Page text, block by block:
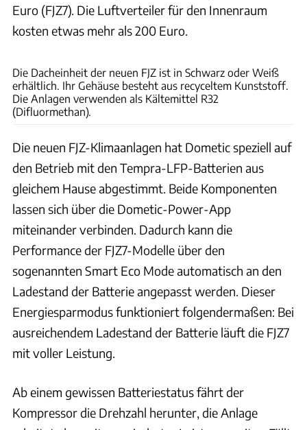
Euro (FJZ7). Die Luftverteiler für den Innenraum
kosten etwas mehr als 200 Euro.
Die Dacheinheit der neuen FJZ ist in Schwarz oder Weiß
erhältlich. Ihr Gehäuse besteht aus recyceltem Kunststoff.
Die Anlagen verwenden als Kältemittel R32
(Difluormethan).
Die neuen FJZ-Klimaanlagen hat Dometic speziell auf
den Betrieb mit den Tempra-LFP-Batterien aus
gleichem Hause abgestimmt. Beide Komponenten
lassen sich über die Dometic-Power-App
miteinander verbinden. Dadurch kann die
Performance der FJZ7-Modelle über den
sogenannten Smart Eco Mode automatisch an den
Ladestand der Batterie angepasst werden. Dieser
Energiesparmodus funktioniert folgendermaßen: Bei
ausreichendem Ladestand der Batterie läuft die FJZ7
mit voller Leistung.
Ab einem gewissen Batteriestatus fährt der
Kompressor die Drehzahl herunter, die Anlage